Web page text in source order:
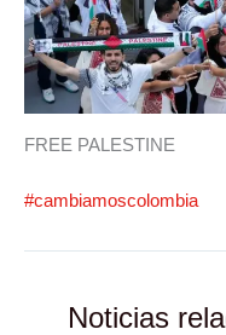
FREE PALESTINE
#cambiamoscolombia
Noticias